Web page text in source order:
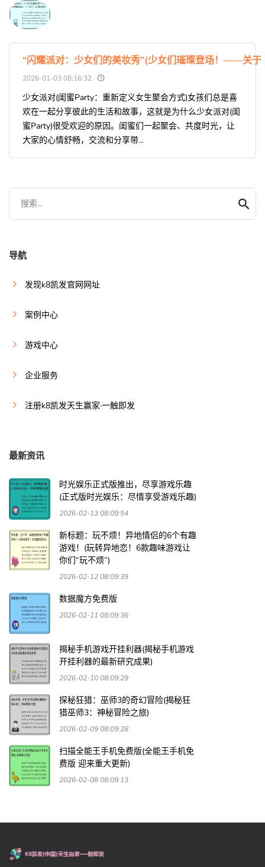
“闪耀派对：少女们的美妆秀”(少女们璀璨登场！——关
2026-01-03 08:16:32
少女派对(闺蜜Party：重新定义女生聚会方式)女孩们总是喜
欢在一起分享彼此的生活和故事，这就是为什么少女派对(闺
蜜Party)很受欢迎的原因。闺蜜们一起聚会、共度时光，让
大家的心情舒畅，交流和分享带...
搜索...
导航
发现k8凯发官网网址
案例中心
游戏中心
企业服务
注册k8凯发天生赢家·一触即发
最新资讯
时光娱乐正式版推出，尽享游戏乐趣
(正式版时光娱乐：尽情享受游戏乐趣)
2026-02-13 08:09:54
新标题：玩不烦！异地情侣的6个有趣
游戏！(玩转异地恋！6款趣味游戏让
你们“玩不烦”)
2026-02-12 08:09:39
数据魔方免费版
2026-02-11 08:09:36
揭秘手机游戏开挂利器(揭秘手机游戏
开挂利器的最新研究成果)
2026-02-10 08:09:29
探秘狂猎：巫师3的奇幻冒险(揭秘狂
猎巫师3：神秘冒险之旅)
2026-02-09 08:09:28
扫描全能王手机免费版(全能王手机免
费版 迎来重大更新)
2026-02-08 08:09:13